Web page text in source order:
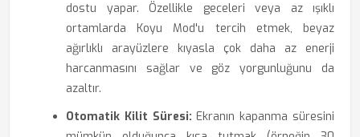
dostu yapar. Özellikle geceleri veya az ışıklı
ortamlarda Koyu Mod'u tercih etmek, beyaz
ağırlıklı arayüzlere kıyasla çok daha az enerji
harcanmasını sağlar ve göz yorgunluğunu da
azaltır.
Otomatik Kilit Süresi: Ekranın kapanma süresini